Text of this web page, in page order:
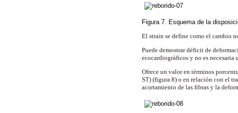
Figura 7. Esquema de la
El strain se define como el cambio
Puede demostrar déficit de
ecocardiográficos y no es necesaria
Ofrece un valor en términos
ST) (figura 8) o en relación con el
acortamiento de las fibras y la